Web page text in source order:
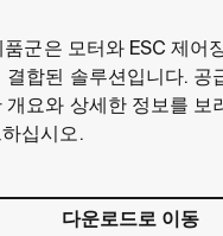
품군은 모터와 ESC 제어
결합된 솔루션입니다. 공
개요와 상세한 정보를 보
십시오.
다운로드로 이동